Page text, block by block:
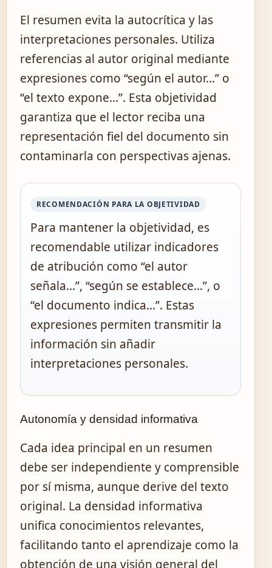
El resumen evita la autocrítica y las
interpretaciones personales. Utiliza
referencias al autor original mediante
expresiones como “según el autor…” o
“el texto expone…”. Esta objetividad
garantiza que el lector reciba una
representación fiel del documento sin
contaminarla con perspectivas ajenas.
RECOMENDACIÓN PARA LA OBJETIVIDAD
Para mantener la objetividad, es
recomendable utilizar indicadores
de atribución como “el autor
señala…”, “según se establece…”, o
“el documento indica…”. Estas
expresiones permiten transmitir la
información sin añadir
interpretaciones personales.
Autonomía y densidad informativa
Cada idea principal en un resumen
debe ser independiente y comprensible
por sí misma, aunque derive del texto
original. La densidad informativa
unifica conocimientos relevantes,
facilitando tanto el aprendizaje como la
obtención de una visión general del